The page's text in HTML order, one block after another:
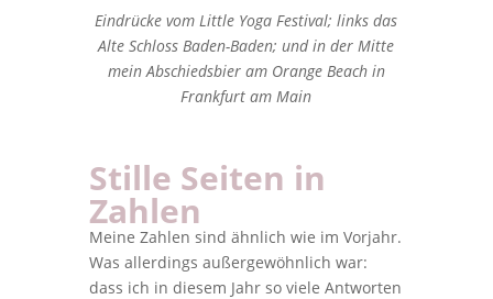
Eindrücke vom Little Yoga Festival; links das
Alte Schloss Baden-Baden; und in der Mitte
mein Abschiedsbier am Orange Beach in
Frankfurt am Main
Stille Seiten in
Zahlen
Meine Zahlen sind ähnlich wie im Vorjahr.
Was allerdings außergewöhnlich war:
dass ich in diesem Jahr so viele Antworten